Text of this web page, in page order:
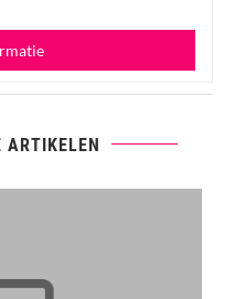
ARTIKELEN